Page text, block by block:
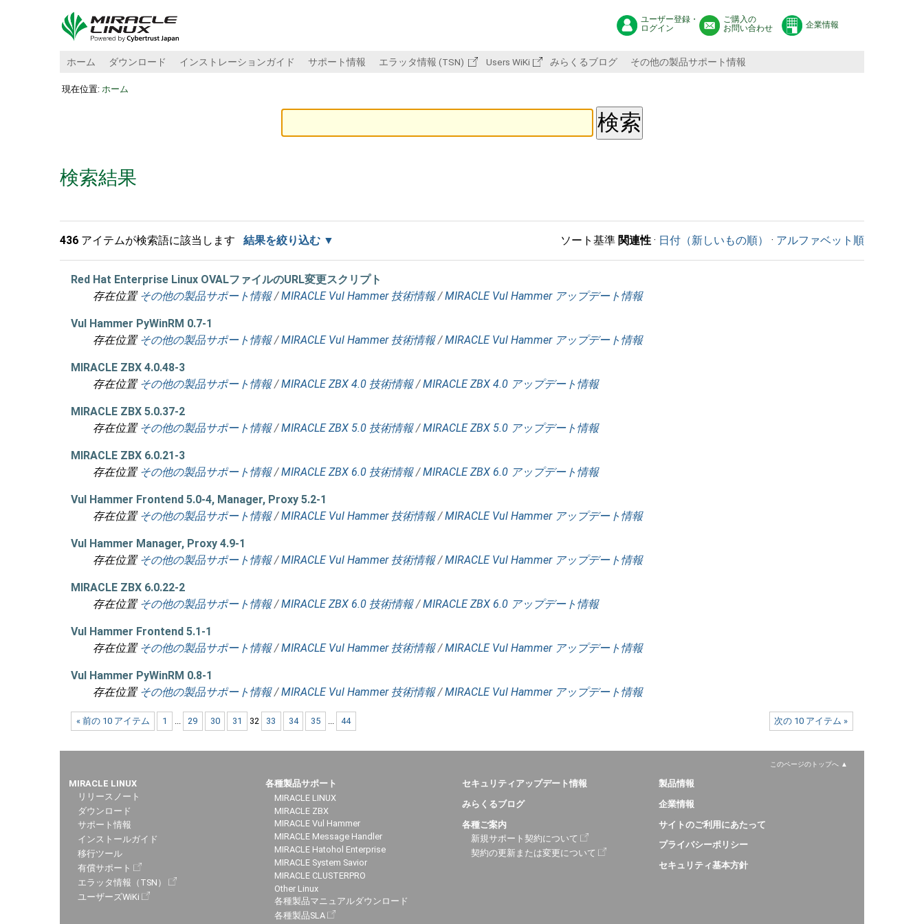
ユーザー登録・
ログイン
ご購入の
お問い合わせ
企業情報
ホーム ダウンロード インストレーションガイド サポート情報 エラッタ情報 (TSN) Users WiKi みらくるブログ その他の製品サポート情報
現在位置: ホーム
検索結果
436 アイテムが検索語に該当します 結果を絞り込む ソート基準 関連性 · 日付（新しいもの順） · アルファベット順
Red Hat Enterprise Linux OVALファイルのURL変更スクリプト
存在位置 その他の製品サポート情報 /MIRACLE Vul Hammer 技術情報 /MIRACLE Vul Hammer アップデート情報
Vul Hammer PyWinRM 0.7-1
存在位置 その他の製品サポート情報 /MIRACLE Vul Hammer 技術情報 /MIRACLE Vul Hammer アップデート情報
MIRACLE ZBX 4.0.48-3
存在位置 その他の製品サポート情報 /MIRACLE ZBX 4.0 技術情報 /MIRACLE ZBX 4.0 アップデート情報
MIRACLE ZBX 5.0.37-2
存在位置 その他の製品サポート情報 /MIRACLE ZBX 5.0 技術情報 /MIRACLE ZBX 5.0 アップデート情報
MIRACLE ZBX 6.0.21-3
存在位置 その他の製品サポート情報 /MIRACLE ZBX 6.0 技術情報 /MIRACLE ZBX 6.0 アップデート情報
Vul Hammer Frontend 5.0-4, Manager, Proxy 5.2-1
存在位置 その他の製品サポート情報 /MIRACLE Vul Hammer 技術情報 /MIRACLE Vul Hammer アップデート情報
Vul Hammer Manager, Proxy 4.9-1
存在位置 その他の製品サポート情報 /MIRACLE Vul Hammer 技術情報 /MIRACLE Vul Hammer アップデート情報
MIRACLE ZBX 6.0.22-2
存在位置 その他の製品サポート情報 /MIRACLE ZBX 6.0 技術情報 /MIRACLE ZBX 6.0 アップデート情報
Vul Hammer Frontend 5.1-1
存在位置 その他の製品サポート情報 /MIRACLE Vul Hammer 技術情報 /MIRACLE Vul Hammer アップデート情報
Vul Hammer PyWinRM 0.8-1
存在位置 その他の製品サポート情報 /MIRACLE Vul Hammer 技術情報 /MIRACLE Vul Hammer アップデート情報
« 前の 10 アイテム 次の 10 アイテム »
1 ... 29 30 31 32 33 34 35 ... 44
このページのトップへ
MIRACLE LINUX
リリースノート
ダウンロード
サポート情報
インストールガイド
移行ツール
有償サポート
エラッタ情報（TSN）
ユーザーズWiKi
各種製品サポート
MIRACLE LINUX
MIRACLE ZBX
MIRACLE Vul Hammer
MIRACLE Message Handler
MIRACLE Hatohol Enterprise
MIRACLE System Savior
MIRACLE CLUSTERPRO
Other Linux
各種製品マニュアルダウンロード
各種製品SLA
セキュリティアップデート情報
みらくるブログ
各種ご案内
新規サポート契約について
契約の更新または変更について
製品情報
企業情報
サイトのご利用にあたって
プライバシーポリシー
セキュリティ基本方針